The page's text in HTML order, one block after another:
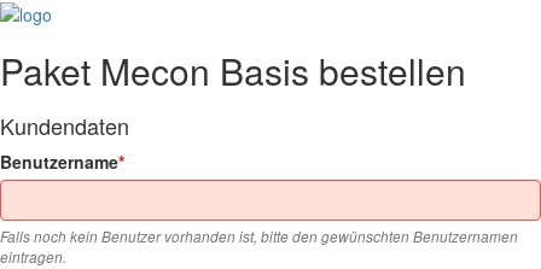
Paket Mecon Basis bestellen
Kundendaten
Benutzername
Falls noch kein Benutzer vorhanden ist, bitte den gewünschten Benutzernamen
eintragen.